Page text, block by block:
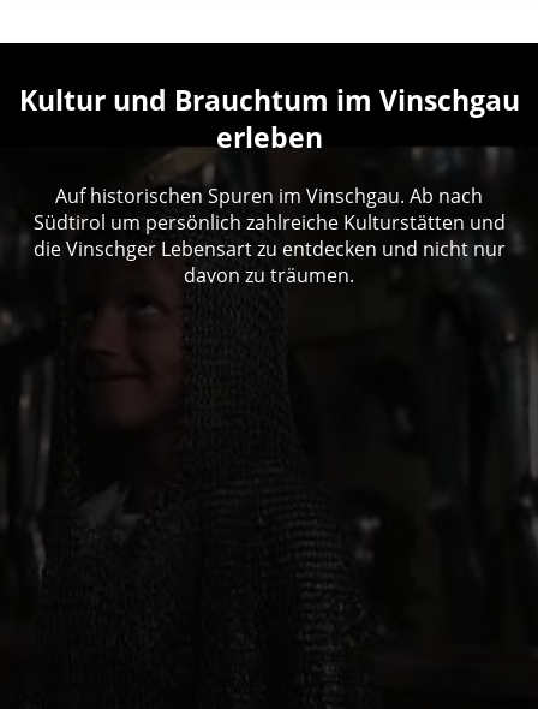
Kultur und Brauchtum im Vinschgau
erleben
Auf historischen Spuren im Vinschgau. Ab nach
Südtirol um persönlich zahlreiche Kulturstätten und
die Vinschger Lebensart zu entdecken und nicht nur
davon zu träumen.